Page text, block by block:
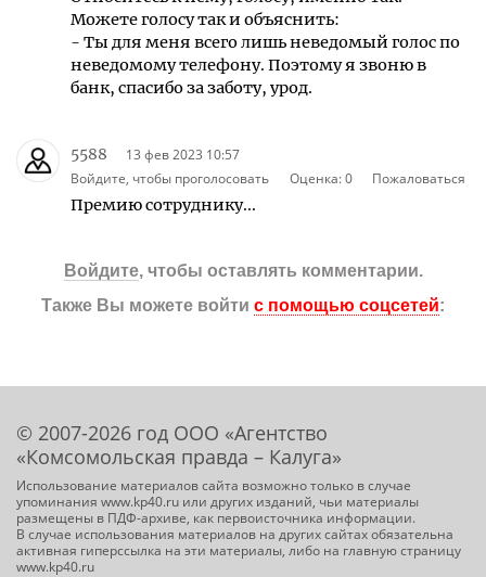
Можете голосу так и объяснить:
- Ты для меня всего лишь неведомый голос по
неведомому телефону. Поэтому я звоню в
банк, спасибо за заботу, урод.
5588
13 фев 2023 10:57
Войдите, чтобы проголосовать
Оценка:0 Пожаловаться
Премию сотруднику...
Войдите, чтобы оставлять комментарии.
Также Вы можете войти с помощью соцсетей:
© 2007-2026 год ООО «Агентство
«Комсомольская правда – Калуга»
Использование материалов сайта возможно только в случае
упоминания www.kp40.ru или других изданий, чьи материалы
размещены в ПДФ-архиве, как первоисточника информации.
В случае использования материалов на других сайтах обязательна
активная гиперссылка на эти материалы, либо на главную страницу
www.kp40.ru